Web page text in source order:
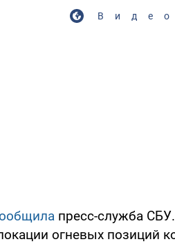
пресс-служба
огневых позиций